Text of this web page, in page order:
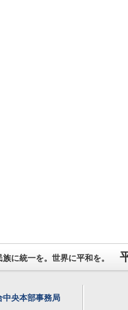
に統一を。世界に平和を。
中央本部事務局